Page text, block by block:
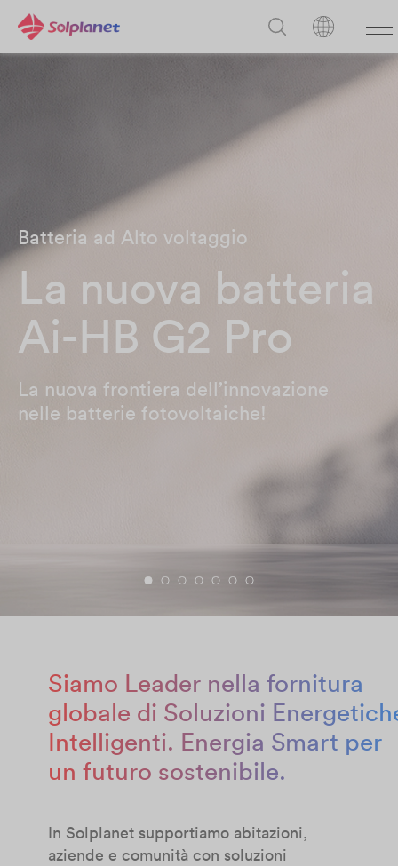
Batteria ad Alto voltaggio
La nuova batteria
Ai-HB G2 Pro
La nuova frontiera dell’innovazione
nelle batterie fotovoltaiche!
Siamo Leader nella fornitura
globale di Soluzioni
Intelligenti. Energia Smart per
un futuro sostenibile.
In Solplanet supportiamo abitazioni,
aziende e comunità con soluzioni